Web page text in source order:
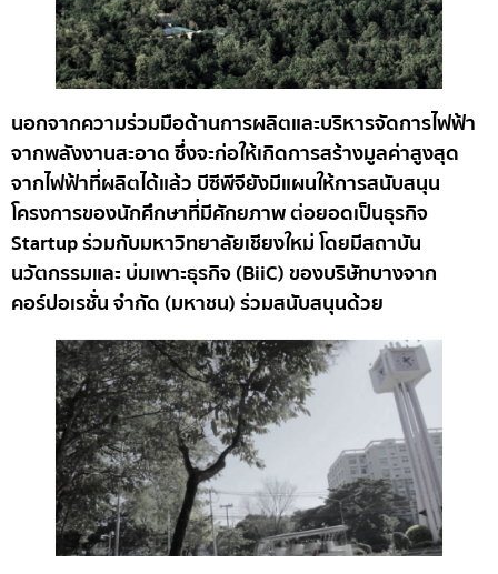
นอกจากความร่วมมือด้านการผลิตและบริหารจัดการไฟฟ้า
จากพลังงานสะอาด ซึ่งจะก่อให้เกิดการสร้างมูลค่าสูงสุด
จากไฟฟ้าที่ผลิตได้แล้ว บีซีพีจียังมีแผนให้การสนับสนุน
โครงการของนักศึกษาที่มีศักยภาพ ต่อยอดเป็นธุรกิจ
Startup ร่วมกับมหาวิทยาลัยเชียงใหม่ โดยมีสถาบัน
นวัตกรรมและ บ่มเพาะธุรกิจ (BiiC) ของบริษัทบางจาก
คอร์ปอเรชั่น จำกัด (มหาชน) ร่วมสนับสนุนด้วย